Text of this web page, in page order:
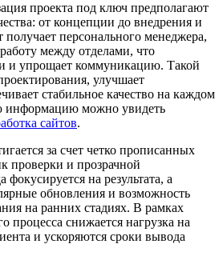
проекта под ключ предполагают
от концепции до внедрения и
персонального менеджера,
между отделами, что
и упрощает коммуникацию. Такой
улучшает
стабильное качество на каждом
информацию можно увидеть
сайтов.
за счет четко прописанных
проверки и прозрачной
на результата, а
обновления и возможность
на ранних стадиях. В рамках
процесса снижается нагрузка на
и ускоряются сроки вывода